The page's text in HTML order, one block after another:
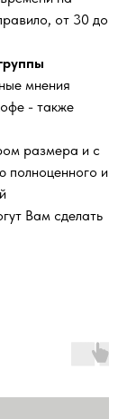
от 30 до
мнения
- также
размера и с
полноценного и
Вам сделать